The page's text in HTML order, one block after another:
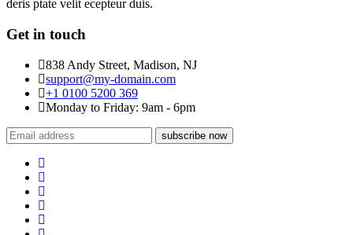
deris ptate velit ecepteur duis.
Get in touch
838 Andy Street, Madison, NJ
support@my-domain.com
+1 0100 5200 369
Monday to Friday: 9am - 6pm
subscribe now